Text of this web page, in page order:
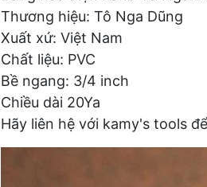
Thương hiệu: Tô Nga Dũng
Xuất xứ: Việt Nam
Chất liệu: PVC
Bề ngang: 3/4 inch
Chiều dài 20Ya
Hãy liên hệ với kamy's tools